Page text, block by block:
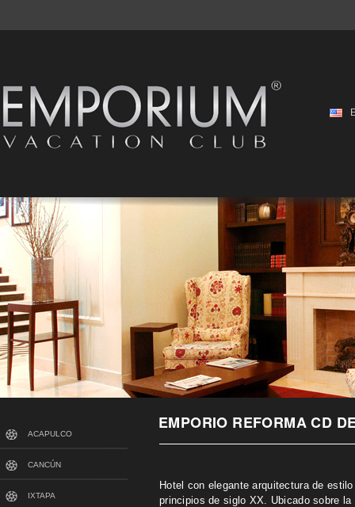
EMPORIO REFORMA CD
ACAPULCO
CANCÚN
IXTAPA
Hotel con elegante arquitectura de
principios de siglo XX. Ubicado sobre la